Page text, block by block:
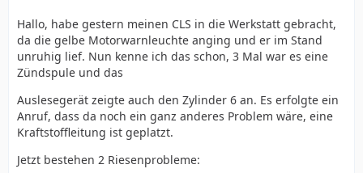
Hallo, habe gestern meinen CLS in die Werkstatt gebracht,
da die gelbe Motorwarnleuchte anging und er im Stand
unruhig lief. Nun kenne ich das schon, 3 Mal war es eine
Zündspule und das
Auslesegerät zeigte auch den Zylinder 6 an. Es erfolgte ein
Anruf, dass da noch ein ganz anderes Problem wäre, eine
Kraftstoffleitung ist geplatzt.
Jetzt bestehen 2 Riesenprobleme: